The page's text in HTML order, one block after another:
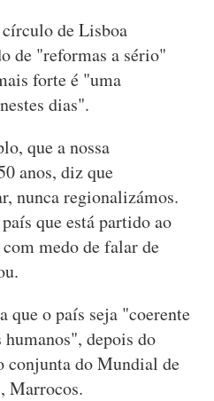
de Lisboa
de "reformas a sério"
forte é "uma
dias".
que a nossa
anos, diz que
nunca regionalizámos.
que está partido ao
medo de falar de
que o país seja "coerente
depois do
conjunta do Mundial de
Marrocos.